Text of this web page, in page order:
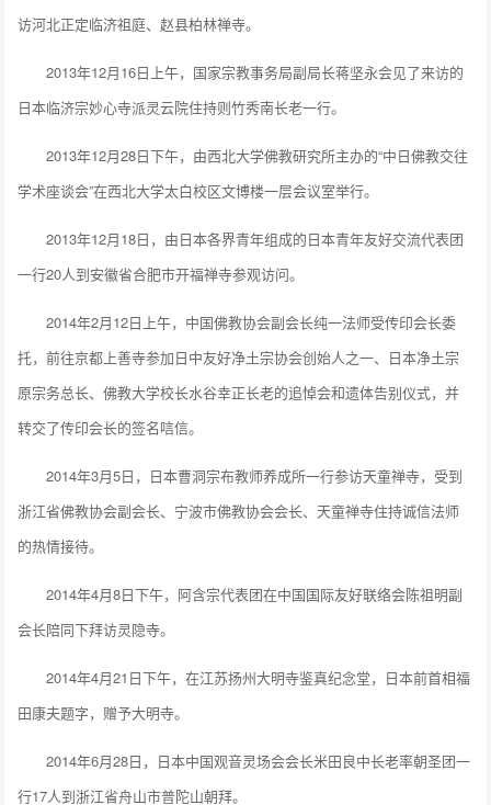
访河北正定临济祖庭、赵县柏林禅寺。
2013年12月16日上午，国家宗教事务局副局长蒋坚永会见了来访的
日本临济宗妙心寺派灵云院住持则竹秀南长老一行。
2013年12月28日下午，由西北大学佛教研究所主办的“中日佛教交往
学术座谈会”在西北大学太白校区文博楼一层会议室举行。
2013年12月18日，由日本各界青年组成的日本青年友好交流代表团
一行20人到安徽省合肥市开福禅寺参观访问。
2014年2月12日上午，中国佛教协会副会长纯一法师受传印会长委
托，前往京都上善寺参加日中友好净土宗协会创始人之一、日本净土宗
原宗务总长、佛教大学校长水谷幸正长老的追悼会和遗体告别仪式，并
转交了传印会长的签名唁信。
2014年3月5日，日本曹洞宗布教师养成所一行参访天童禅寺，受到
浙江省佛教协会副会长、宁波市佛教协会会长、天童禅寺住持诚信法师
的热情接待。
2014年4月8日下午，阿含宗代表团在中国国际友好联络会陈祖明副
会长陪同下拜访灵隐寺。
2014年4月21日下午，在江苏扬州大明寺鉴真纪念堂，日本前首相福
田康夫题字，赠予大明寺。
2014年6月28日，日本中国观音灵场会会长米田良中长老率朝圣团一
行17人到浙江省舟山市普陀山朝拜。